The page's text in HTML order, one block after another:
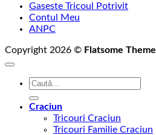
Gaseste Tricoul Potrivit
Contul Meu
ANPC
Copyright 2026 © Flatsome Theme
Caută
Craciun
Tricouri Craciun
Tricouri Familie Craciun